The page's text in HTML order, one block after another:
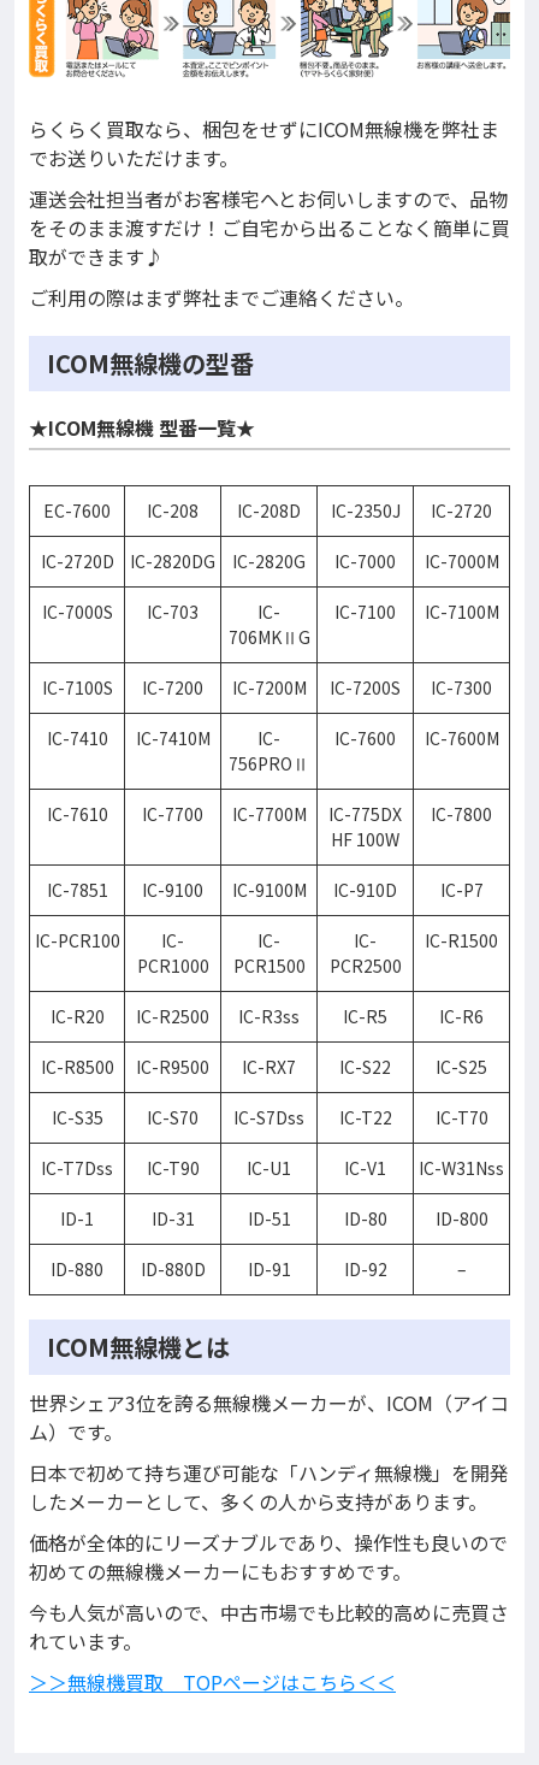
らくらく買取なら、梱包をせずにICOM無線機を弊社ま
でお送りいただけます。
運送会社担当者がお客様宅へとお伺いしますので、品物
をそのまま渡すだけ！ご自宅から出ることなく簡単に買
取ができます♪
ご利用の際はまず弊社までご連絡ください。
ICOM無線機の型番
★ICOM無線機 型番一覧★
EC-7600 IC-208 IC-208D IC-2350J IC-2720
IC-2720D IC-2820DG IC-2820G IC-7000 IC-7000M
IC-7000S IC-703
IC-
706MKⅡG
IC-7100 IC-7100M
IC-7100S IC-7200 IC-7200M IC-7200S IC-7300
IC-7410 IC-7410M
IC-
756PROⅡ
IC-7600 IC-7600M
IC-7610 IC-7700 IC-7700M
IC-775DX
HF 100W
IC-7800
IC-7851 IC-9100 IC-9100M IC-910D IC-P7
IC-PCR100
IC-
PCR1000
IC-
PCR1500
IC-
PCR2500
IC-R1500
IC-R20 IC-R2500 IC-R3ss IC-R5 IC-R6
IC-R8500 IC-R9500 IC-RX7 IC-S22 IC-S25
IC-S35 IC-S70 IC-S7Dss IC-T22 IC-T70
IC-T7Dss IC-T90 IC-U1 IC-V1 IC-W31Nss
ID-1 ID-31 ID-51 ID-80 ID-800
ID-880 ID-880D ID-91 ID-92 –
ICOM無線機とは
世界シェア3位を誇る無線機メーカーが、ICOM（アイコ
ム）です。
日本で初めて持ち運び可能な「ハンディ無線機」を開発
したメーカーとして、多くの人から支持があります。
価格が全体的にリーズナブルであり、操作性も良いので
初めての無線機メーカーにもおすすめです。
今も人気が高いので、中古市場でも比較的高めに売買さ
れています。
＞＞無線機買取 TOPページはこちら＜＜